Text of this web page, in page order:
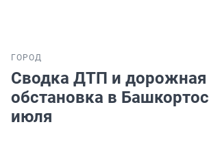
ГОРОД
Сводка ДТП и дорожная
обстановка в
июля